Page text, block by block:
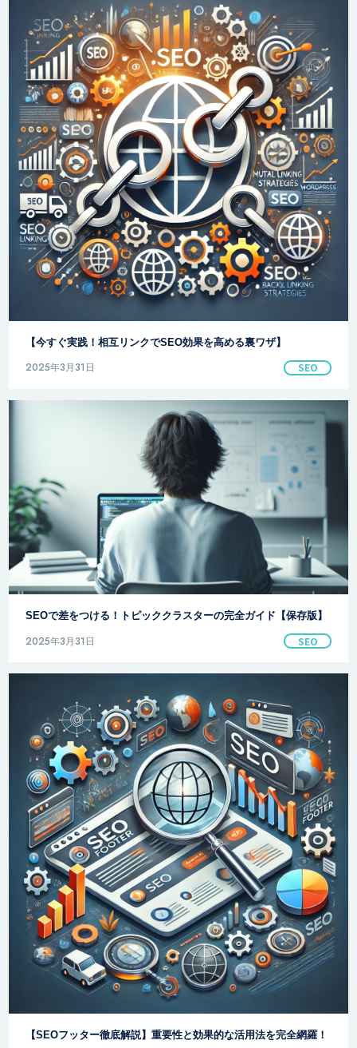
【今すぐ実践！相互リンクでSEO効果を高める裏ワザ】
2025年3月31日 SEO
SEOで差をつける！トピッククラスターの完全ガイド【保存版】
2025年3月31日 SEO
【SEOフッター徹底解説】重要性と効果的な活用法を完全網羅！